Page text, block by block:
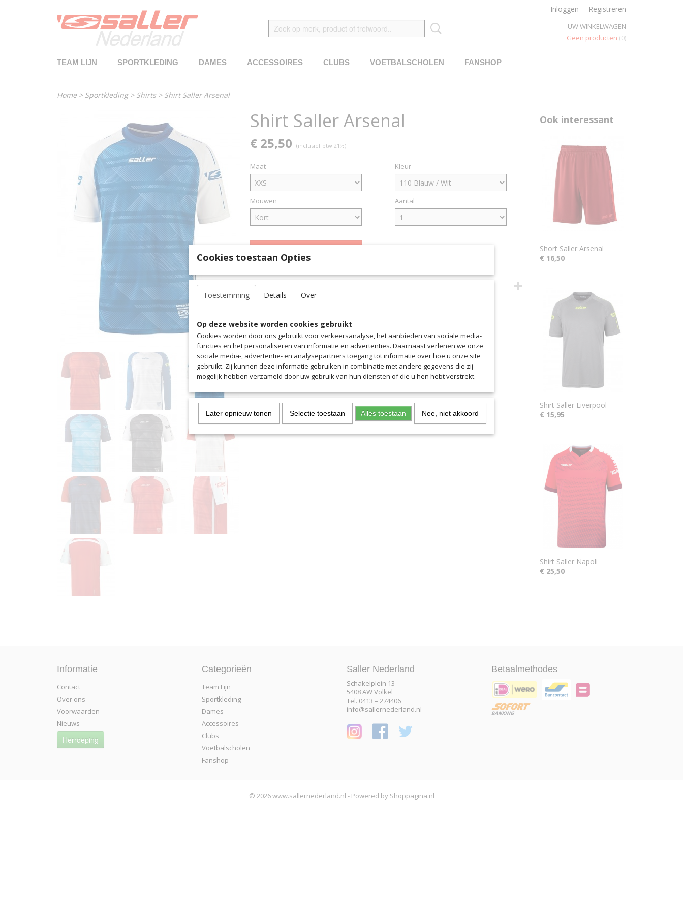
Inloggen Registreren
UW WINKELWAGEN
Geen producten (0)
TEAM LIJN SPORTKLEDING DAMES ACCESSOIRES CLUBS VOETBALSCHOLEN FANSHOP
Home> Sportkleding> Shirts > Shirt Saller Arsenal
Shirt Saller Arsenal
€ 25,50 (inclusief btw 21%)
Maat Kleur
Mouwen Aantal
IN WINKELWAGEN
Specificaties
Productcode leverancier
Ook interessant
Short Saller Arsenal
€ 16,50
Shirt Saller Liverpool
€ 15,95
Shirt Saller Napoli
€ 25,50
Informatie
Contact
Over ons
Voorwaarden
Nieuws
Herroeping
Categorieën
Team Lijn
Sportkleding
Dames
Accessoires
Clubs
Voetbalscholen
Fanshop
Saller Nederland
Schakelplein 13
5408 AW Volkel
Tel. 0413 – 274406
info@sallernederland.nl
Betaalmethodes
© 2026 www.sallernederland.nl - Powered by Shoppagina.nl
Cookies toestaan Opties
Toestemming Details Over
Op deze website worden cookies gebruikt
Cookies worden door ons gebruikt voor verkeersanalyse, het aanbieden van sociale media-
functies en het personaliseren van informatie en advertenties. Daarnaast verlenen we onze
sociale media-, advertentie- en analysepartners toegang tot informatie over hoe u onze site
gebruikt. Zij kunnen deze informatie gebruiken in combinatie met andere gegevens die zij
mogelijk hebben verzameld door uw gebruik van hun diensten of die u hen hebt verstrekt.
Later opnieuw tonen Selectie toestaan Alles toestaan Nee, niet akkoord